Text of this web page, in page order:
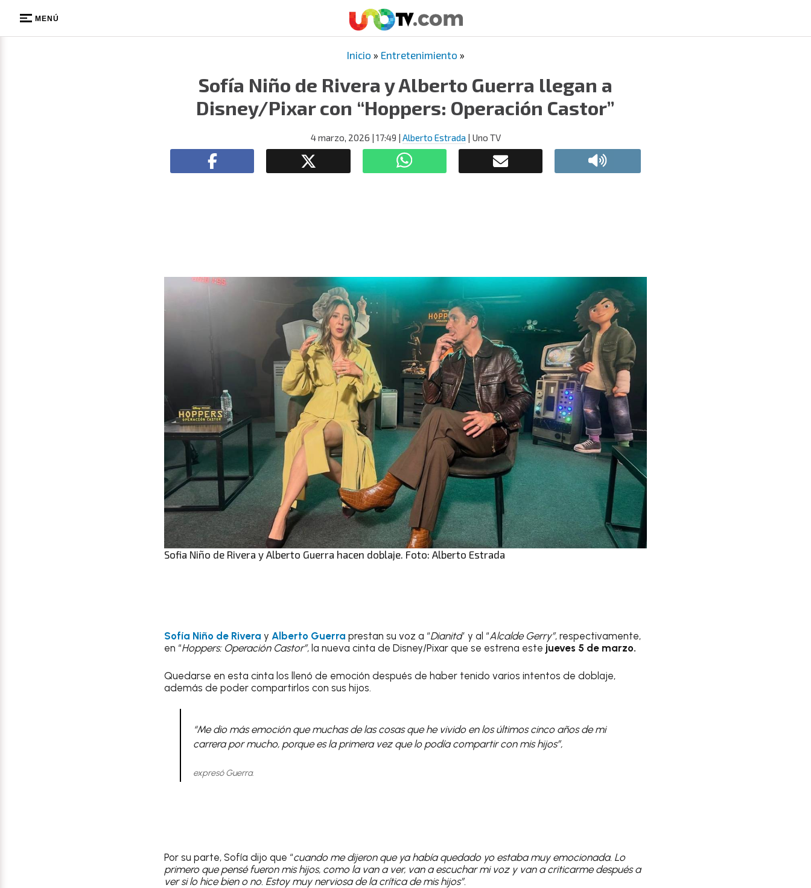
MENÚ
Inicio » Entretenimiento »
Sofía Niño de Rivera y Alberto Guerra llegan a
Disney/Pixar con “Hoppers: Operación Castor”
4 marzo, 2026 | 17:49 | Alberto Estrada | Uno TV
Sofia Niño de Rivera y Alberto Guerra hacen doblaje. Foto: Alberto Estrada
Sofía Niño de Rivera y Alberto Guerra prestan su voz a “Dianita” y al “Alcalde Gerry”, respectivamente,
en “Hoppers: Operación Castor”, la nueva cinta de Disney/Pixar que se estrena este jueves 5 de marzo.
Quedarse en esta cinta los llenó de emoción después de haber tenido varios intentos de doblaje,
además de poder compartirlos con sus hijos.
“Me dio más emoción que muchas de las cosas que he vivido en los últimos cinco años de mi
carrera por mucho, porque es la primera vez que lo podía compartir con mis hijos”,
expresó Guerra.
Por su parte, Sofía dijo que “cuando me dijeron que ya había quedado yo estaba muy emocionada. Lo
primero que pensé fueron mis hijos, como la van a ver, van a escuchar mi voz y van a criticarme después a
ver si lo hice bien o no. Estoy muy nerviosa de la crítica de mis hijos”.